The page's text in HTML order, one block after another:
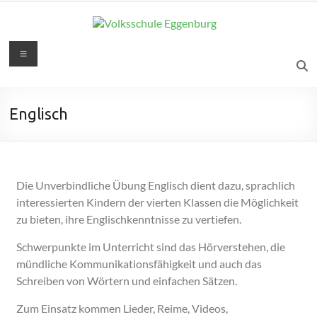
Englisch
Die Unverbindliche Übung Englisch dient dazu, sprachlich
interessierten Kindern der vierten Klassen die Möglichkeit
zu bieten, ihre Englischkenntnisse zu vertiefen.
Schwerpunkte im Unterricht sind das Hörverstehen, die
mündliche Kommunikationsfähigkeit und auch das
Schreiben von Wörtern und einfachen Sätzen.
Zum Einsatz kommen Lieder, Reime, Videos,